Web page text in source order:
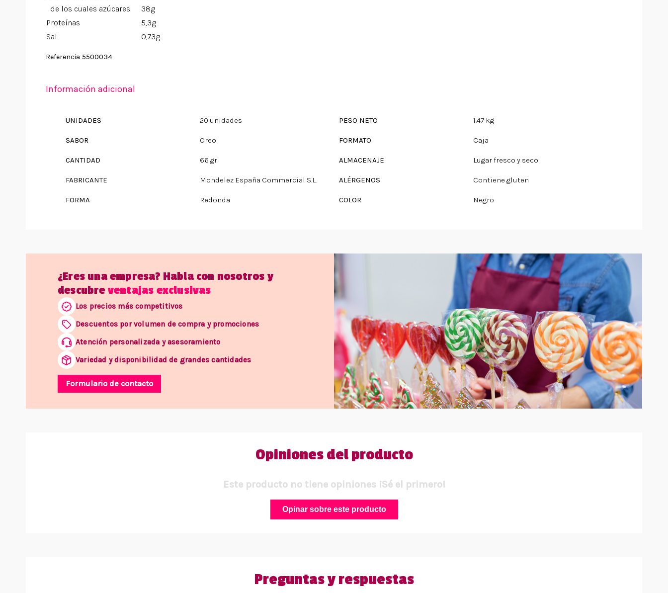
de los cuales azúcares
38g
Proteínas
5,3g
Sal
0,73g
Referencia 5500034
Información adicional
UNIDADES 20 unidades PESO NETO 1.47 kg
SABOR Oreo FORMATO Caja
CANTIDAD 66 gr ALMACENAJE Lugar fresco y seco
FABRICANTE Mondelez España Commercial S.L. ALÉRGENOS Contiene gluten
FORMA Redonda COLOR Negro
¿Eres una empresa? Habla con nosotros y
descubreventajas exclusivas
Los precios más competitivos
Descuentos por volumen de compra y promociones
Atención personalizada y asesoramiento
Variedad y disponibilidad de grandes cantidades
Formulario de contacto
Opiniones del producto
Este producto no tiene opiniones ¡Sé el primero!
Opinar sobre este producto
Preguntas y respuestas